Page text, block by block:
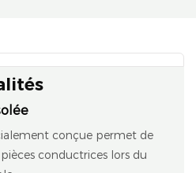
conçue permet de
conductrices lors du